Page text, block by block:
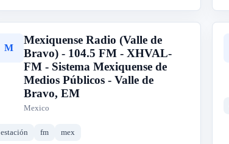
M
Mexiquense Radio (Valle de
Bravo) - 104.5 FM - XHVAL-
FM - Sistema Mexiquense de
Medios Públicos - Valle de
Bravo, EM
Mexico
estación fm mex